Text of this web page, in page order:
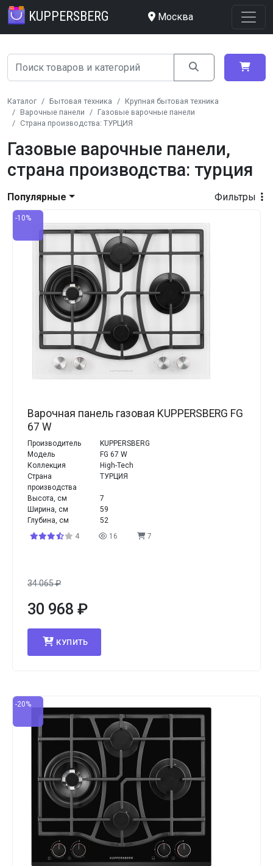
KUPPERSBERG Москва
Каталог Бытовая техника
Крупная бытовая техника
Варочные панели
Газовые варочные панели
Страна производства: ТУРЦИЯ
Газовые варочные панели,
страна производства: турция
Фильтры
Популярные
-10%
Варочная панель газовая KUPPERSBERG FG
67 W
Производитель
KUPPERSBERG
Модель
FG 67 W
Коллекция
High-Tech
Страна
производства
ТУРЦИЯ
Высота, см
7
Ширина, см
59
Глубина, см
52
4
16 7
34 065₽
30 968 ₽
КУПИТЬ
-20%